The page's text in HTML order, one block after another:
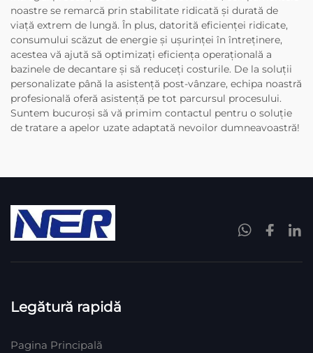
noastre se remarcă prin stabilitate ridicată și durată de
viață extrem de lungă. În plus, datorită eficienței ridicate,
consumului scăzut de energie și ușurinței în întreținere,
acestea vă ajută să optimizați eficiența operațională a
bazinele de decantare și să reduceți costurile. De la soluții
personalizate până la asistență post-vânzare, echipa noastră
profesională oferă asistență pe tot parcursul procesului.
Suntem bucuroși să vă primim contactul pentru o soluție
de tratare a apelor uzate adaptată nevoilor dumneavoastră!
Legătură rapidă
Pagina Principală